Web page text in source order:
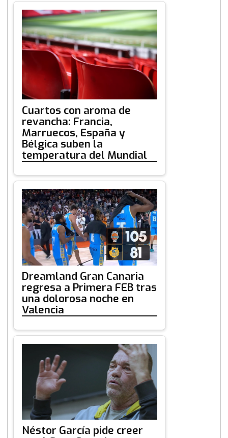
Cuartos con aroma de
revancha: Francia,
Marruecos, España y
Bélgica suben la
temperatura del Mundial
Dreamland Gran Canaria
regresa a Primera FEB tras
una dolorosa noche en
Valencia
Néstor García pide creer